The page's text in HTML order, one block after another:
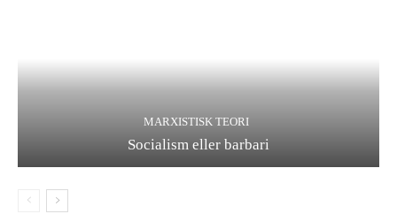
MARXISTISK TEORI
Socialism eller barbari